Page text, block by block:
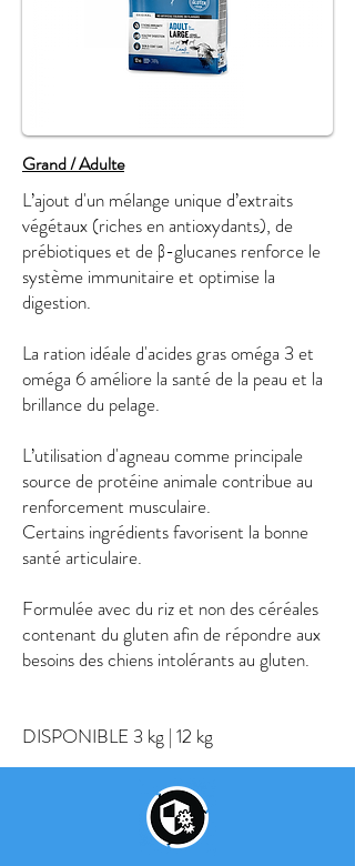
Grand / Adulte
L’ajout d'un mélange unique d’extraits
végétaux (riches en antioxydants), de
prébiotiques et de β-glucanes renforce le
système immunitaire et optimise la
digestion.
La ration idéale d'acides gras oméga 3 et
oméga 6 améliore la santé de la peau et la
brillance du pelage.
L’utilisation d'agneau comme principale
source de protéine animale contribue au
renforcement musculaire.
Certains ingrédients favorisent la bonne
santé articulaire.
Formulée avec du riz et non des céréales
contenant du gluten afin de répondre aux
besoins des chiens intolérants au gluten.
DISPONIBLE 3 kg | 12 kg